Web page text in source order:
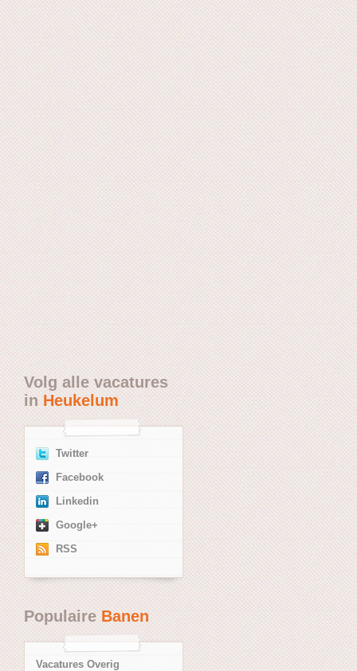
Volg alle vacatures
inHeukelum
Twitter
Facebook
Linkedin
Google+
RSS
PopulaireBanen
Vacatures Overig